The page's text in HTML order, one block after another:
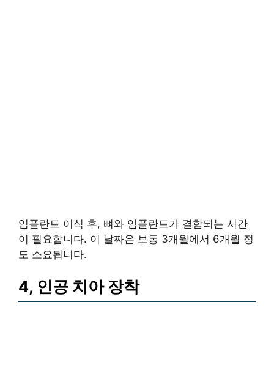
임플란트 이식 후, 뼈와 임플란트가 결합되는 시간
이 필요합니다. 이 날짜은 보통 3개월에서 6개월 정
도 소요됩니다.
4, 인공 치아 장착